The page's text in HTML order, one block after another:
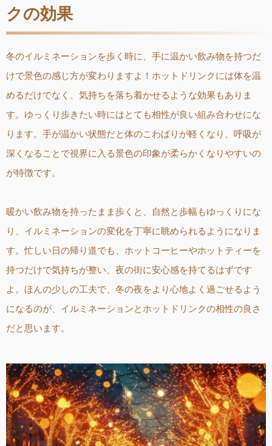
クの効果
冬のイルミネーションを歩く時に、手に温かい飲み物を持つだ
けで景色の感じ方が変わりますよ！ホットドリンクには体を温
めるだけでなく、気持ちを落ち着かせるような効果もありま
す。ゆっくり歩きたい時にはとても相性が良い組み合わせにな
ります。手が温かい状態だと体のこわばりが軽くなり、呼吸が
深くなることで視界に入る景色の印象が柔らかくなりやすいの
が特徴です。
暖かい飲み物を持ったまま歩くと、自然と歩幅もゆっくりにな
り、イルミネーションの変化を丁寧に眺められるようになりま
す。忙しい日の帰り道でも、ホットコーヒーやホットティーを
持つだけで気持ちが整い、夜の街に安心感を持てるはずです
よ。ほんの少しの工夫で、冬の夜をより心地よく過ごせるよう
になるのが、イルミネーションとホットドリンクの相性の良さ
だと思います。